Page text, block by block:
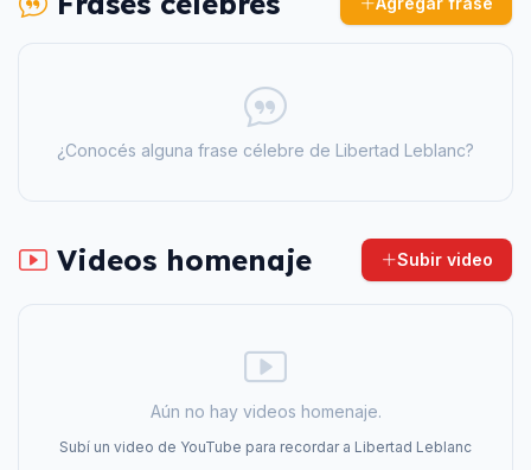
¿Conocés alguna frase célebre de Libertad Leblanc?
Videos homenaje Subir video
Aún no hay videos homenaje.
Subí un video de YouTube para recordar a Libertad Leblanc